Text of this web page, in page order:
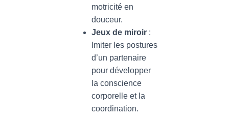
motricité en
douceur.
Jeux de miroir :
Imiter les postures
d’un partenaire
pour développer
la conscience
corporelle et la
coordination.